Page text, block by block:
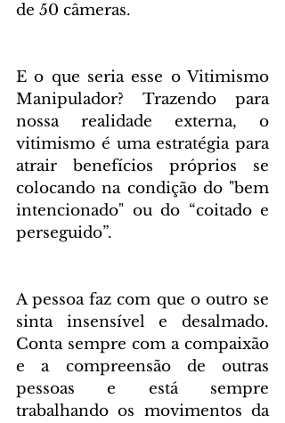
de 50 câmeras.
E o que seria esse o Vitimismo
Manipulador? Trazendo para
nossa realidade externa, o
vitimismo é uma estratégia para
atrair benefícios próprios se
colocando na condição do "bem
intencionado" ou do “coitado e
perseguido”.
A pessoa faz com que o outro se
sinta insensível e desalmado.
Conta sempre com a compaixão
e a compreensão de outras
pessoas e está sempre
trabalhando os movimentos da